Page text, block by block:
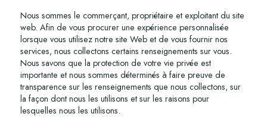
Nous sommes le commerçant, propriétaire et exploitant du site
web. Afin de vous procurer une expérience personnalisée
lorsque vous utilisez notre site Web et de vous fournir nos
services, nous collectons certains renseignements sur vous.
Nous savons que la protection de votre vie privée est
importante et nous sommes déterminés à faire preuve de
transparence sur les renseignements que nous collectons, sur
la façon dont nous les utilisons et sur les raisons pour
lesquelles nous les utilisons.